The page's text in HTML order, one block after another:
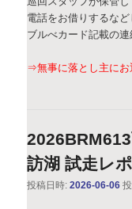
電話をお借りするなど
ブルべカード記載の連
⇒無事に落とし主にお
訪湖 試走レ
投稿日時:2026-06-06